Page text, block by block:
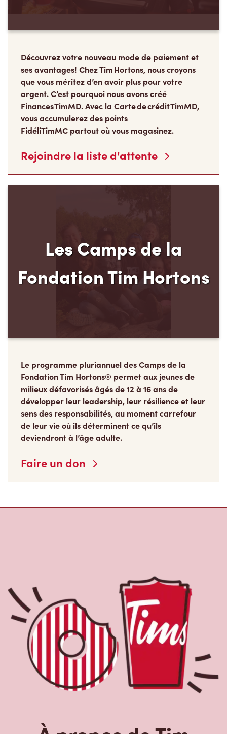
Découvrez votre nouveau mode de paiement et
ses avantages! Chez Tim Hortons, nous croyons
que vous méritez d’en avoir plus pour votre
argent. C’est pourquoi nous avons créé
Finances TimMD. Avec la Carte de crédit TimMD,
vous accumulerez des points
FidéliTimMC partout où vous magasinez.
Rejoindre la liste d'attente
Les Camps de la
Fondation Tim Hortons
Le programme pluriannuel des Camps de la
Fondation Tim Hortons® permet aux jeunes de
milieux défavorisés âgés de 12 à 16 ans de
développer leur leadership, leur résilience et leur
sens des responsabilités, au moment carrefour
de leur vie où ils déterminent ce qu’ils
deviendront à l’âge adulte.
Faire un don